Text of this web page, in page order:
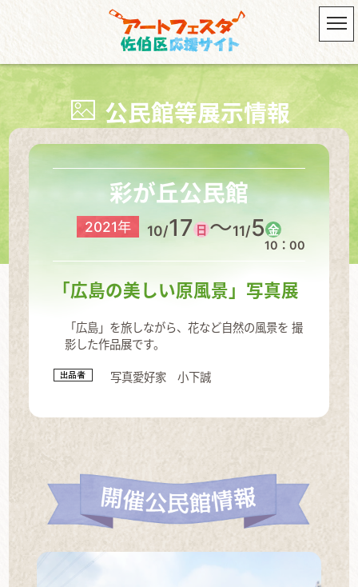
公民館等展示情報
彩が丘公民館
2021年 10/17 日 ～11/5金
10：00
「広島の美しい原風景」写真展
「広島」を旅しながら、花など自然の風景を 撮
影した作品展です。
写真愛好家 小下誠